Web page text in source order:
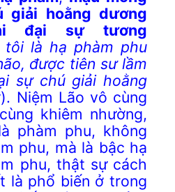
giải hoằng dương
đại sự tương
tôi là hạ phàm phu
được tiên sư lầm
sự chú giải hoằng
). Niệm Lão vô cùng
khiêm nhường,
phàm phu, không
phu, mà là bậc hạ
phu, thật sự cách
là phổ biến ở trong